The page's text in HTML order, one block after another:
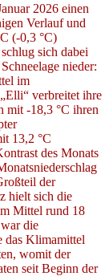
2026 einen
Verlauf und
(-0,3 °C)
sich dabei
nieder:
im
verbreitet ihre
mit -18,3 °C ihren
13,2 °C
des Monats
der
hielt sich die
Mittel rund 18
die
das Klimamittel
womit der
seit Beginn der